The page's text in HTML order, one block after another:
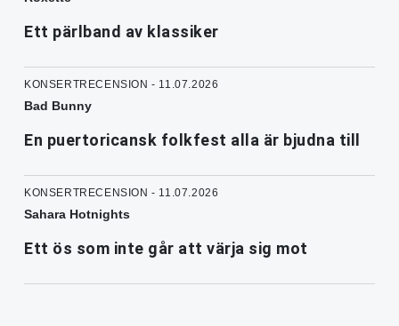
Ett pärlband av klassiker
KONSERTRECENSION - 11.07.2026
Bad Bunny
En puertoricansk folkfest alla är bjudna till
KONSERTRECENSION - 11.07.2026
Sahara Hotnights
Ett ös som inte går att värja sig mot